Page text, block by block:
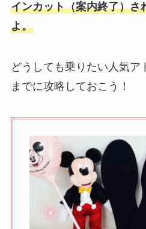
インカット（案内終了）さ
よ。
どうしても乗りたい人気ア
までに攻略しておこう！